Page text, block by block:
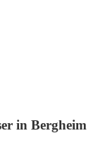
in Bergheim